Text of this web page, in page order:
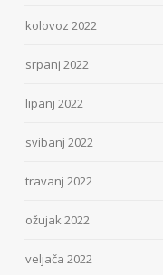
kolovoz 2022
srpanj 2022
lipanj 2022
svibanj 2022
travanj 2022
ožujak 2022
veljača 2022